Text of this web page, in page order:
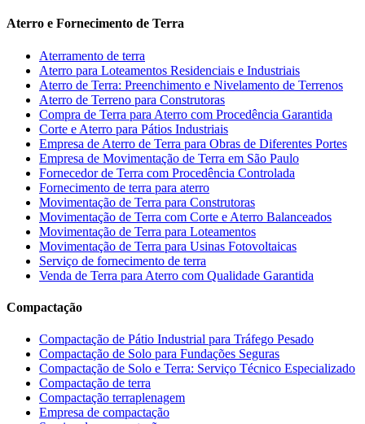
Aterro e Fornecimento de Terra
Aterramento de terra
Aterro para Loteamentos Residenciais e Industriais
Aterro de Terra: Preenchimento e Nivelamento de Terrenos
Aterro de Terreno para Construtoras
Compra de Terra para Aterro com Procedência Garantida
Corte e Aterro para Pátios Industriais
Empresa de Aterro de Terra para Obras de Diferentes Portes
Empresa de Movimentação de Terra em São Paulo
Fornecedor de Terra com Procedência Controlada
Fornecimento de terra para aterro
Movimentação de Terra para Construtoras
Movimentação de Terra com Corte e Aterro Balanceados
Movimentação de Terra para Loteamentos
Movimentação de Terra para Usinas Fotovoltaicas
Serviço de fornecimento de terra
Venda de Terra para Aterro com Qualidade Garantida
Compactação
Compactação de Pátio Industrial para Tráfego Pesado
Compactação de Solo para Fundações Seguras
Compactação de Solo e Terra: Serviço Técnico Especializado
Compactação de terra
Compactação terraplenagem
Empresa de compactação